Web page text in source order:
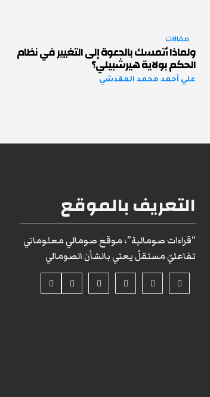
مقالات
ولماذا أتمسك بالدعوة إلى التغيير في نظام
الحكم بولاية هيرشبيلي؟
علي أحمد محمد المقدشي
التعريف بالموقع
“قراءات صومالية”، موقع صومالي معلوماتي
تفاعليّ مستقلّ يعني بالشأن الصومالي